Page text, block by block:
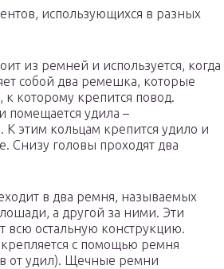
использующихся в разных
из ремней и используется, когда
собой два ремешка, которые
которому крепится повод.
помещается удила –
этим кольцам крепится удило и
Снизу головы проходят два
в два ремня, называемых
а другой за ними. Эти
всю остальную конструкцию.
с помощью ремня
от удил). Щечные ремни